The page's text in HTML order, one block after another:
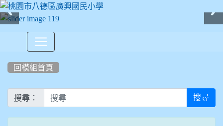
回模組首頁
搜尋： 搜尋